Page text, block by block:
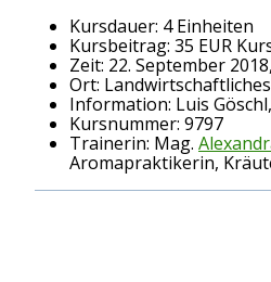
Kursdauer: 4 Einheiten
Kursbeitrag: 35 EUR
Zeit: 22. September
Ort:
Information: Luis
Kursnummer: 9797
Trainerin: Mag.
Aromapraktikerin,